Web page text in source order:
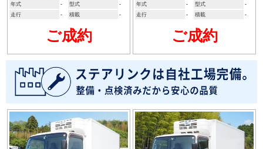
年式 - 型式
-
走行
- 積載 -
ご成約
年式 - 型式
-
走行
- 積載 -
ご成約